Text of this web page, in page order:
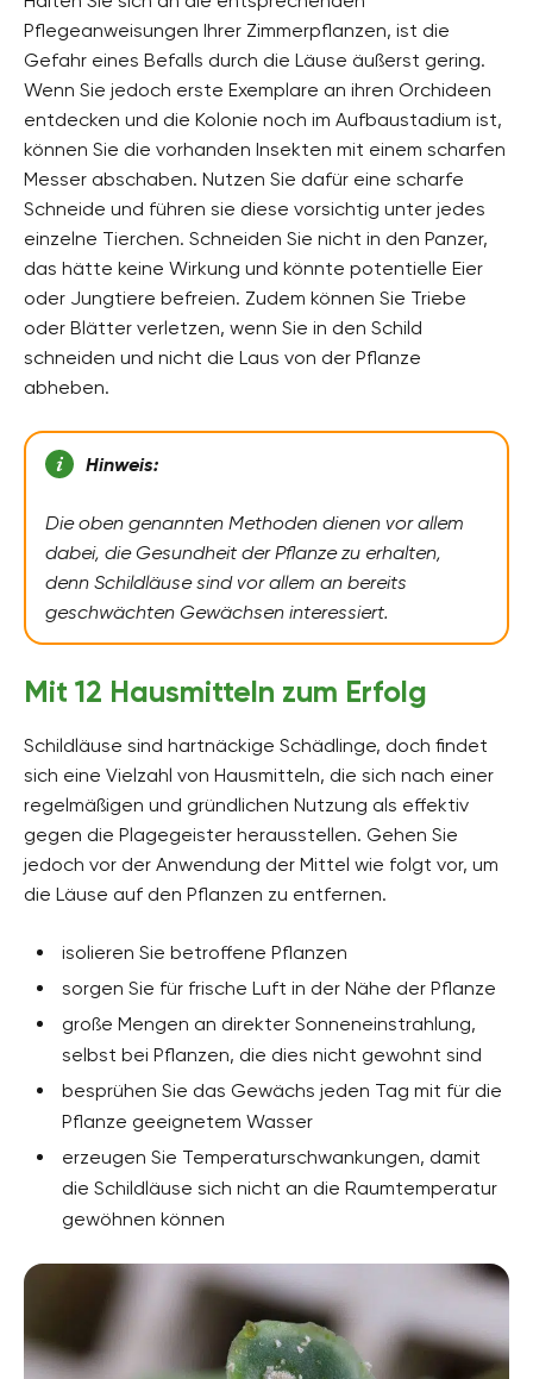
Pflegeanweisungen Ihrer Zimmerpflanzen, ist die
Gefahr eines Befalls durch die Läuse äußerst gering.
Wenn Sie jedoch erste Exemplare an ihren Orchideen
entdecken und die Kolonie noch im Aufbaustadium ist,
können Sie die vorhanden Insekten mit einem scharfen
Messer abschaben. Nutzen Sie dafür eine scharfe
Schneide und führen sie diese vorsichtig unter jedes
einzelne Tierchen. Schneiden Sie nicht in den Panzer,
das hätte keine Wirkung und könnte potentielle Eier
oder Jungtiere befreien. Zudem können Sie Triebe
oder Blätter verletzen, wenn Sie in den Schild
schneiden und nicht die Laus von der Pflanze
abheben.
Hinweis:
Die oben genannten Methoden dienen vor allem
dabei, die Gesundheit der Pflanze zu erhalten,
denn Schildläuse sind vor allem an bereits
geschwächten Gewächsen interessiert.
Mit 12 Hausmitteln zum Erfolg
Schildläuse sind hartnäckige Schädlinge, doch findet
sich eine Vielzahl von Hausmitteln, die sich nach einer
regelmäßigen und gründlichen Nutzung als effektiv
gegen die Plagegeister herausstellen. Gehen Sie
jedoch vor der Anwendung der Mittel wie folgt vor, um
die Läuse auf den Pflanzen zu entfernen.
isolieren Sie betroffene Pflanzen
sorgen Sie für frische Luft in der Nähe der Pflanze
große Mengen an direkter Sonneneinstrahlung,
selbst bei Pflanzen, die dies nicht gewohnt sind
besprühen Sie das Gewächs jeden Tag mit für die
Pflanze geeignetem Wasser
erzeugen Sie Temperaturschwankungen, damit
die Schildläuse sich nicht an die Raumtemperatur
gewöhnen können